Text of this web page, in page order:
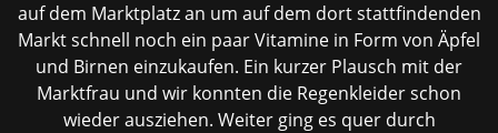
auf dem Marktplatz an um auf dem dort stattfindenden
Markt schnell noch ein paar Vitamine in Form von Äpfel
und Birnen einzukaufen. Ein kurzer Plausch mit der
Marktfrau und wir konnten die Regenkleider schon
wieder ausziehen. Weiter ging es quer durch